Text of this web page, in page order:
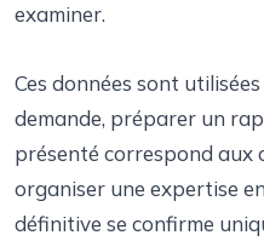
examiner.
Ces données sont
demande, préparer un
présenté correspond aux
organiser une expertise
définitive se confirme